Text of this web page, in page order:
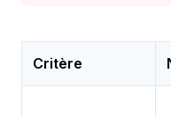
Critère